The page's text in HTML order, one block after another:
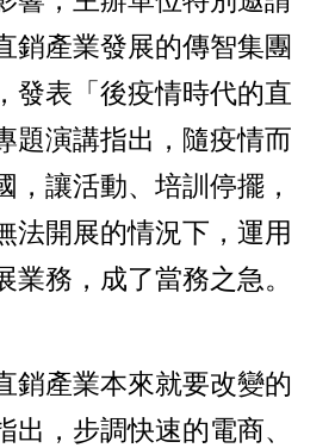
銷產業發展的傳智集團
發表「後疫情時代的直
題演講指出，隨疫情而
，讓活動、培訓停擺，
法開展的情況下，運用
業務，成了當務之急。
銷產業本來就要改變的
出，步調快速的電商、